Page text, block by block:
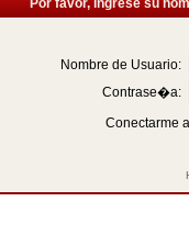
Por favor, ingrese su
Nombre de Usuario:
Contrase�a:
Conectarme